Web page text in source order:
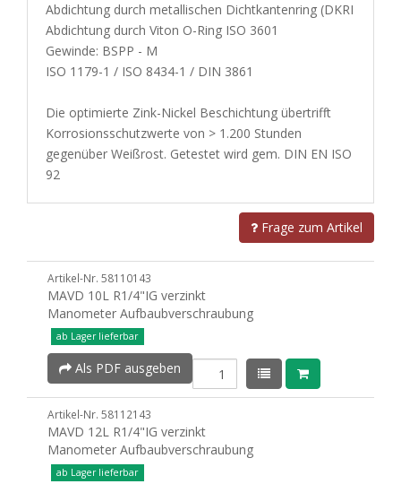
Abdichtung durch metallischen Dichtkantenring (DKRI
Abdichtung durch Viton O-Ring ISO 3601
Gewinde: BSPP - M
ISO 1179-1 / ISO 8434-1 / DIN 3861
Die optimierte Zink-Nickel Beschichtung übertrifft
Korrosionsschutzwerte von > 1.200 Stunden
gegenüber Weißrost. Getestet wird gem. DIN EN ISO
92
Frage zum Artikel
Artikel-Nr. 58110143
MAVD 10L R1/4"IG verzinkt
Manometer Aufbaubverschraubung
ab Lager lieferbar
Als PDF ausgeben
Artikel-Nr. 58112143
MAVD 12L R1/4"IG verzinkt
Manometer Aufbaubverschraubung
ab Lager lieferbar